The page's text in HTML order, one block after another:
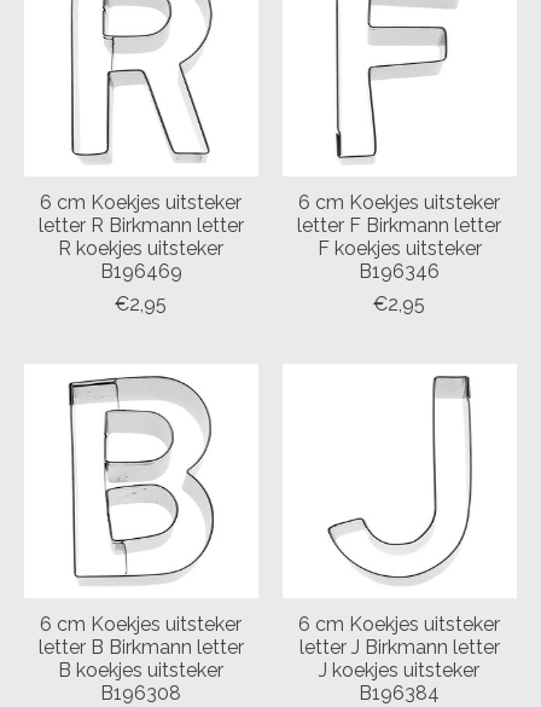
6 cm Koekjes uitsteker
letter R Birkmann letter
R koekjes uitsteker
B196469
€2,95
6 cm Koekjes uitsteker
letter F Birkmann letter
F koekjes uitsteker
B196346
€2,95
6 cm Koekjes uitsteker
letter B Birkmann letter
B koekjes uitsteker
B196308
6 cm Koekjes uitsteker
letter J Birkmann letter
J koekjes uitsteker
B196384